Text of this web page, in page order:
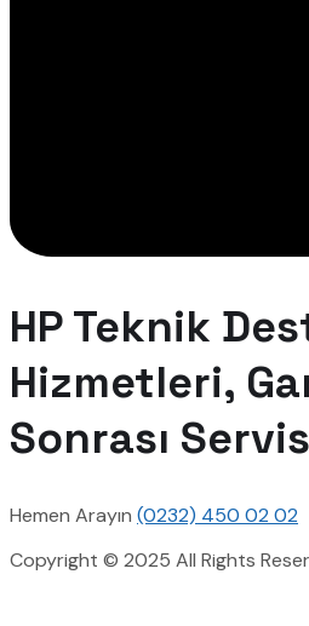
HP Teknik
Hizmetleri,
Sonrası
Hemen Arayın (0232) 450 02 02
Copyright © 2025 All Rights